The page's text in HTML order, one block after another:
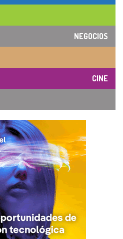
NEGOCIOS
CINE